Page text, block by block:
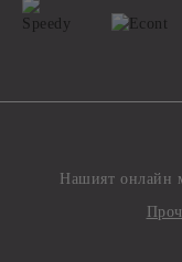
Нашият онлайн